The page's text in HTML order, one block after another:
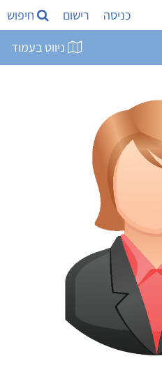
כניסה רישום חיפוש
ניווט בעמוד